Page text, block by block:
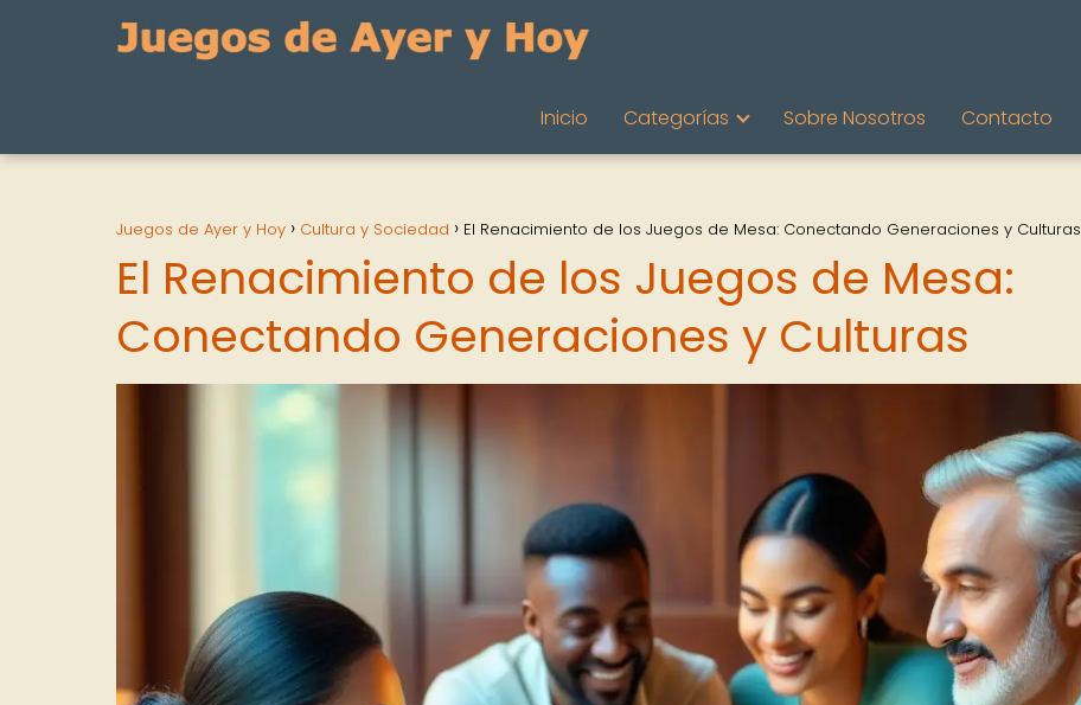
Inicio Categorías Sobre Nosotros Contacto
Juegos de Ayer y Hoy Cultura y Sociedad El Renacimiento de los Juegos de Mesa: Conectando Generaciones y Culturas
El Renacimiento de los Juegos de Mesa:
Conectando Generaciones y Culturas